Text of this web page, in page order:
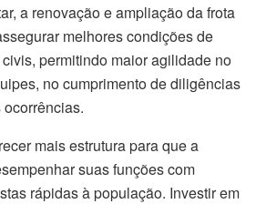
a renovação e ampliação da frota
melhores condições de
permitindo maior agilidade no
no cumprimento de diligências
mais estrutura para que a
suas funções com
rápidas à população. Investir em